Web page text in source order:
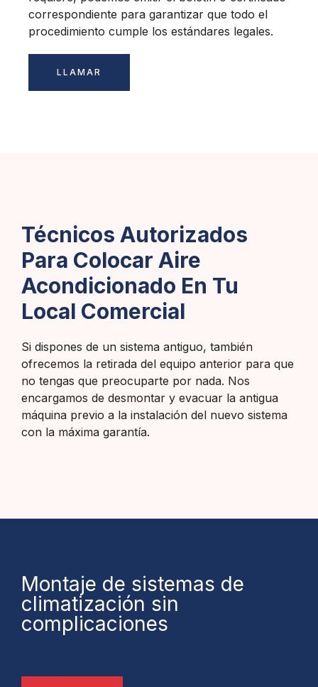
correspondiente para garantizar que todo el
procedimiento cumple los estándares legales.
LLAMAR
Técnicos Autorizados
Para Colocar Aire
Acondicionado En Tu
Local Comercial
Si dispones de un sistema antiguo, también
ofrecemos la retirada del equipo anterior para que
no tengas que preocuparte por nada. Nos
encargamos de desmontar y evacuar la antigua
máquina previo a la instalación del nuevo sistema
con la máxima garantía.
Montaje de sistemas de
climatización sin
complicaciones